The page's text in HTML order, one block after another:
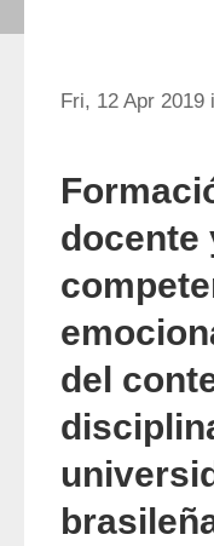
Fri, 12 Apr 2019
docente
del